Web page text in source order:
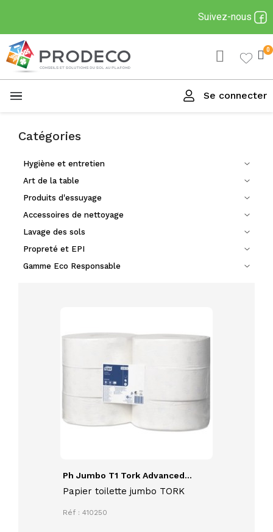
Suivez-nous
Se connecter
Catégories
Hygiène et entretien
Art de la table
Produits d'essuyage
Accessoires de nettoyage
Lavage des sols
Propreté et EPI
Gamme Eco Responsable
Ph Jumbo T1 Tork Advanced...
Papier toilette jumbo TORK
Réf : 410250